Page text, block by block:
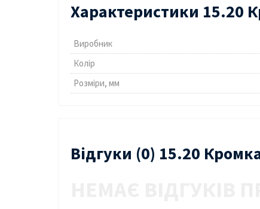
Характеристики 15.20
Виробник
Колір
Розміри, мм
Відгуки (0) 15.20